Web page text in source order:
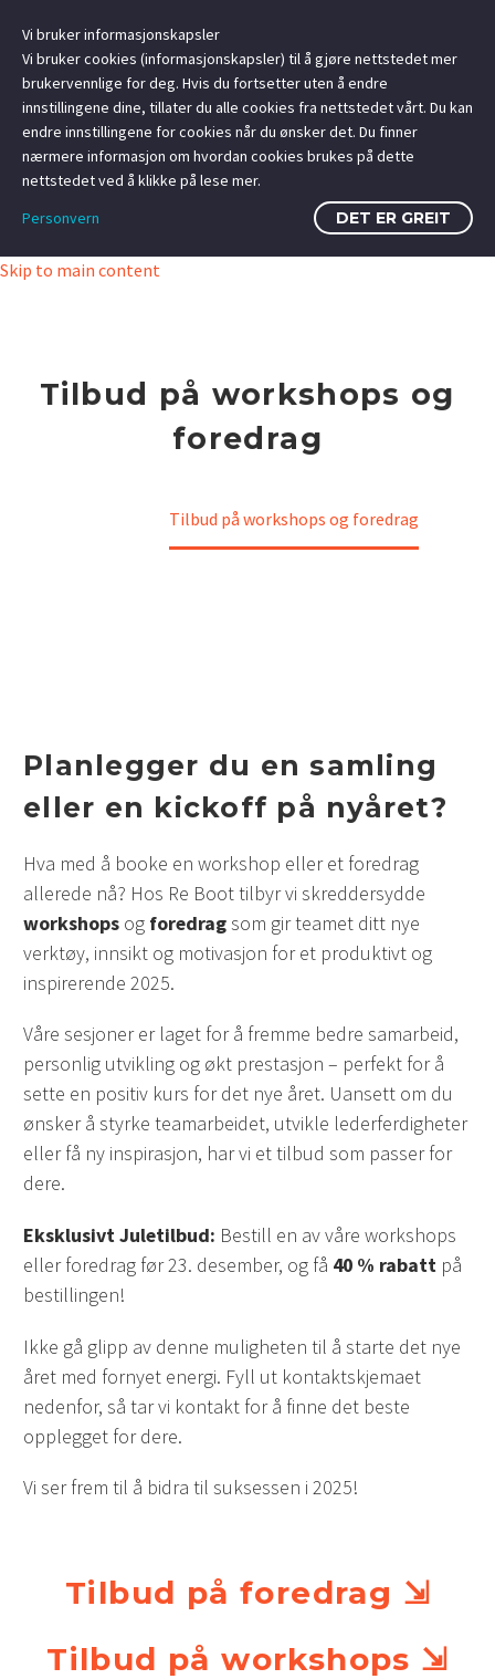
Skip to main content
Tilbud på workshops og
foredrag
Tilbud på workshops og foredrag
Planlegger du en samling
eller en kickoff på nyåret?
Hva med å booke en workshop eller et foredrag
allerede nå? Hos Re Boot tilbyr vi skreddersydde
workshops og foredragsom gir teamet ditt nye
verktøy, innsikt og motivasjon for et produktivt og
inspirerende 2025.
Våre sesjoner er laget for å fremme bedre samarbeid,
personlig utvikling og økt prestasjon – perfekt for å
sette en positiv kurs for det nye året. Uansett om du
ønsker å styrke teamarbeidet, utvikle lederferdigheter
eller få ny inspirasjon, har vi et tilbud som passer for
dere.
Eksklusivt Juletilbud: Bestill en av våre workshops
eller foredrag før 23. desember, og få 40 % rabatt på
bestillingen!
Ikke gå glipp av denne muligheten til å starte det nye
året med fornyet energi. Fyll ut kontaktskjemaet
nedenfor, så tar vi kontakt for å finne det beste
opplegget for dere.
Vi ser frem til å bidra til suksessen i 2025!
Tilbud på foredrag ⇲
Tilbud på workshops ⇲
Vi bruker informasjonskapsler
Vi bruker cookies (informasjonskapsler) til å gjøre nettstedet mer
brukervennlige for deg. Hvis du fortsetter uten å endre
innstillingene dine, tillater du alle cookies fra nettstedet vårt. Du kan
endre innstillingene for cookies når du ønsker det. Du finner
nærmere informasjon om hvordan cookies brukes på dette
nettstedet ved å klikke på lese mer.
Personvern
DET ER GREIT